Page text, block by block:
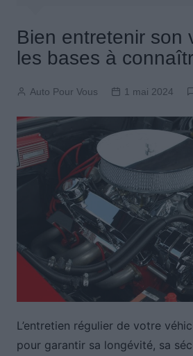
Bien entretenir son
les bases à
Auto Pour Vous 1 mai 2024
L’entretien régulier de votre
pour garantir sa longévité, sa